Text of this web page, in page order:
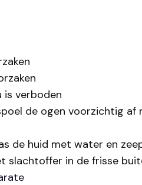
is verboden
spoel de ogen voorzichtig
de huid met water en
slachtoffer in de frisse